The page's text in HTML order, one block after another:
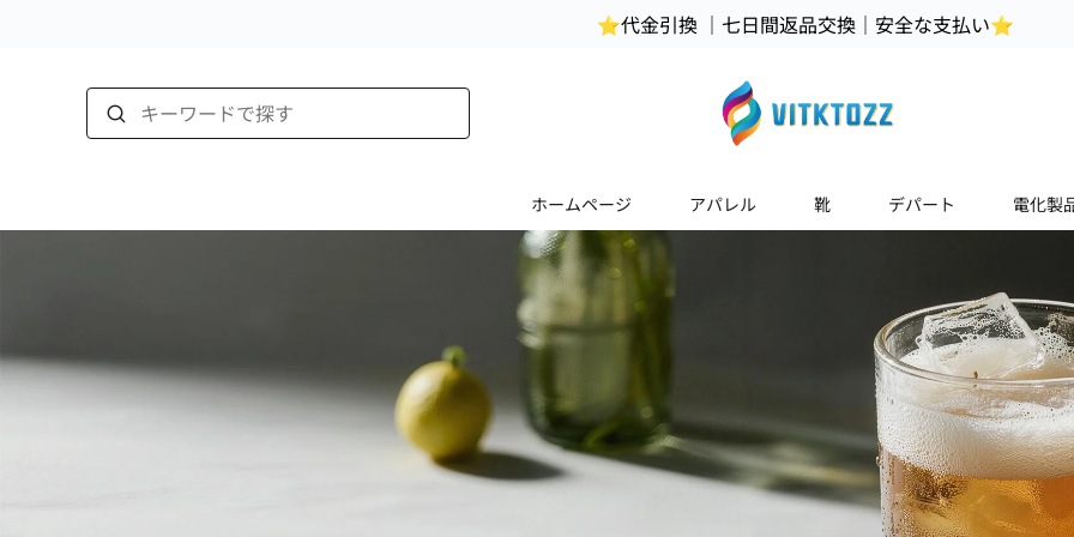
⭐代金引換 ｜七日間返品交換｜安全な支払い⭐
ホームページ アパレル 靴 デパート 電化製